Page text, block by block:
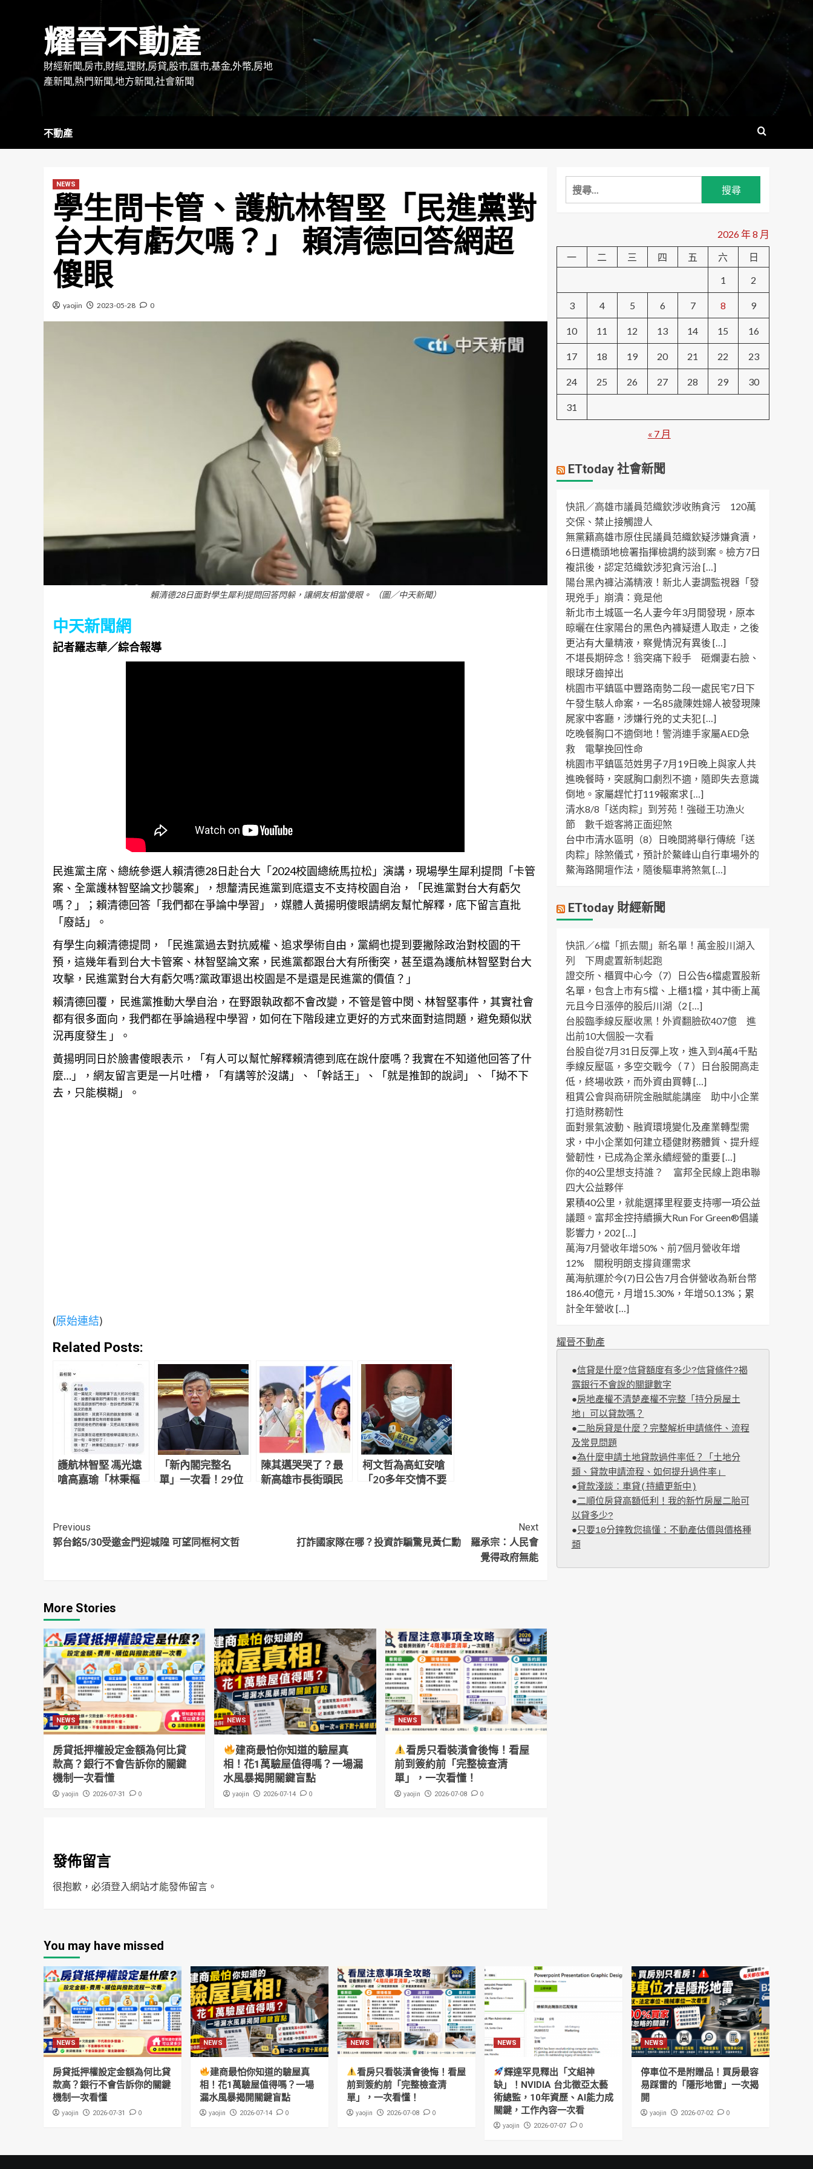
耀晉不動產
財經新聞,房市,財經,理財,房貸,股市,匯市,基金,外幣,房地
產新聞,熱門新聞,地方新聞,社會新聞
不動產
NEWS
學生問卡管、護航林智堅「民進黨對
台大有虧欠嗎？」 賴清德回答網超
傻眼
yaojin 2023-05-28 0
賴清德28日面對學生犀利提問回答閃躲，讓網友相當傻眼。 （圖／中天新聞）
中天新聞網
記者羅志華／綜合報導
民進黨主席、總統參選人賴清德28日赴台大 「2024校園總統馬拉松」演講，現場學生犀利提問「卡管
案、全黨護林智堅論文抄襲案」，想釐清民進黨到底還支不支持校園自治，「民進黨對台大有虧欠
嗎？」；賴清德回答「我們都在爭論中學習」，媒體人黃揚明傻眼請網友幫忙解釋，底下留言直批
「廢話」。
有學生向賴清德提問，「民進黨過去對抗威權、追求學術自由，黨綱也提到要撇除政治對校園的干
預，這幾年看到台大卡管案、林智堅論文案，民進黨都跟台大有所衝突，甚至還為護航林智堅對台大
攻擊，民進黨對台大有虧欠嗎?黨政軍退出校園是不是還是民進黨的價值？」
賴清德回覆， 民進黨推動大學自治，在野跟執政都不會改變，不管是管中閔、林智堅事件，其實社會
都有很多面向，我們都在爭論過程中學習，如何在下階段建立更好的方式來面對這問題，避免類似狀
況再度發生 」。
黃揚明同日於臉書傻眼表示，「有人可以幫忙解釋賴清德到底在說什麼嗎？我實在不知道他回答了什
麼…」， 網友留言更是一片吐槽，「有講等於沒講」、「幹話王」、「就是推卸的說詞」、「拗不下
去，只能模糊」。
(原始連結)
Related Posts:
護航林智堅 馮光遠
嗆高嘉瑜「林秉樞
可以告了
「新內閣完整名
單」一次看！29位
陳其邁哭哭了？最
新高雄市長街頭民
柯文哲為高虹安嗆
「20多年交情不要
Continue
Reading
Previous
郭台銘5/30受邀金門迎城隍 可望同框柯文哲
Next
打詐國家隊在哪？投資詐騙驚見黃仁勳 羅承宗：人民會
覺得政府無能
More Stories
NEWS
房貸抵押權設定金額為何比貸
款高？銀行不會告訴你的關鍵
機制一次看懂
yaojin 2026-07-31 0
NEWS
建商最怕你知道的驗屋真
相！花1萬驗屋值得嗎？一場漏
水風暴揭開關鍵盲點
yaojin 2026-07-14 0
NEWS
看房只看裝潢會後悔！看屋
前到簽約前「完整檢查清
單」，一次看懂！
yaojin 2026-07-08 0
發佈留言
很抱歉，必須登入 網站才能發佈留言。
搜
尋
字:
2026 年 8 月
一
二 三 四 五 六
日
1
2
3 4 5 6 7 8 9
10 11 12 13 14 15 16
17 18 19 20 21 22 23
24 25 26 27 28 29 30
31
« 7 月
ETtoday 社會新聞
快訊／高雄市議員范織欽涉收賄貪污 120萬
交保、禁止接觸證人
無黨籍高雄市原住民議員范織欽疑涉嫌貪瀆，
6日遭橋頭地檢署指揮檢調約談到案。檢方7日
複訊後，認定范織欽涉犯貪污治 […]
陽台黑內褲沾滿精液！新北人妻調監視器「發
現兇手」崩潰：竟是他
新北市土城區一名人妻今年3月間發現，原本
晾曬在住家陽台的黑色內褲疑遭人取走，之後
更沾有大量精液，察覺情況有異後 […]
不堪長期碎念！翁突痛下殺手 砸爛妻右臉、
眼球牙齒掉出
桃園市平鎮區中豐路南勢二段一處民宅7日下
午發生駭人命案，一名85歲陳姓婦人被發現陳
屍家中客廳，涉嫌行兇的丈夫犯 […]
吃晚餐胸口不適倒地！警消連手家屬AED急
救 電擊挽回性命
桃園市平鎮區范姓男子7月19日晚上與家人共
進晚餐時，突感胸口劇烈不適，隨即失去意識
倒地。家屬趕忙打119報案求 […]
清水8/8「送肉粽」到芳苑！強碰王功漁火
節 數千遊客將正面迎煞
台中市清水區明（8）日晚間將舉行傳統「送
肉粽」除煞儀式，預計於鰲峰山自行車場外的
鰲海路開壇作法，隨後驅車將煞氣 […]
ETtoday 財經新聞
快訊／6檔「抓去關」新名單！萬金股川湖入
列 下周處置新制起跑
證交所、櫃買中心今（7）日公告6檔處置股新
名單，包含上市有5檔、上櫃1檔，其中衝上萬
元且今日漲停的股后川湖（2 […]
台股臨季線反壓收黑！外資翻臉砍407億 進
出前10大個股一次看
台股自從7月31日反彈上攻，進入到4萬4千點
季線反壓區，多空交戰今（７）日台股開高走
低，終場收跌，而外資由買轉 […]
租賃公會與商研院金融賦能講座 助中小企業
打造財務韌性
面對景氣波動、融資環境變化及產業轉型需
求，中小企業如何建立穩健財務體質、提升經
營韌性，已成為企業永續經營的重要 […]
你的40公里想支持誰？ 富邦全民線上跑串聯
四大公益夥伴
累積40公里，就能選擇里程要支持哪一項公益
議題。富邦金控持續擴大Run For Green®倡議
影響力，202 […]
萬海7月營收年增50%、前7個月營收年增
12% 關稅明朗支撐貨運需求
萬海航運於今(7)日公告7月合併營收為新台幣
186.40億元，月增15.30%，年增50.13%；累
計全年營收 […]
耀晉不動產
●信貸是什麼?信貸額度有多少?信貸條件?揭
露銀行不會說的關鍵數字
●房地產權不清楚產權不完整「持分房屋土
地」可以貸款嗎？
●二胎房貸是什麼？完整解析申請條件、流程
及常見問題
●為什麼申請土地貸款過件率低？「土地分
類、貸款申請流程、如何提升過件率」
●貸款淺談：車貸(持續更新中)
●二順位房貸高額低利！我的新竹房屋二胎可
以貸多少?
●只要10分鐘教您搞懂：不動產估價與價格種
類
You may have missed
NEWS
房貸抵押權設定金額為何比貸
款高？銀行不會告訴你的關鍵
機制一次看懂
yaojin 2026-07-31 0
NEWS
建商最怕你知道的驗屋真
相！花1萬驗屋值得嗎？一場
漏水風暴揭開關鍵盲點
yaojin 2026-07-14 0
NEWS
看房只看裝潢會後悔！看屋
前到簽約前「完整檢查清
單」，一次看懂！
yaojin 2026-07-08 0
NEWS
輝達罕見釋出「文組神
缺」！NVIDIA 台北徵亞太藝
術總監，10年資歷、AI能力成
關鍵，工作內容一次看
yaojin 2026-07-07 0
NEWS
停車位不是附贈品！買房最容
易踩雷的「隱形地雷」一次揭
開
yaojin 2026-07-02 0